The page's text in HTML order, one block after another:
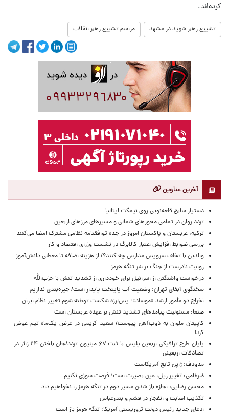
کرده‌اند.
تشییع رهبر شهید در مشهد مراسم تشییع رهبر انقلاب
آخرین عناوین
دستیار سابق قلعه‌نویی روی نیمکت ایتالیا
تردد روان در تمامی محورهای شمالی و مسیرهای مرزهای اربعین
ترکیه، عربستان و پاکستان امروز در جده توافقنامه نظامی مشترک امضا می‌کنند
بررسی ضوابط افزایش اعتبار کالابرگ در نشست وزرای اقتصاد و کار
والدین با تخلف سرویس مدارس چه کنند؟/ از هزینه اضافه تا معطلی دانش‌آموز
روایت نادرست از جنگ بر سَر تنگه هرمز
درخواست واشنگتن از اسرائیل برای خودداری از تشدید تنش با حزب‌الله
سخنگوی آبفای تهران: وضعیت آب پایتخت پایدار است/ جیره‌بندی نداریم
اخراج دو مأمور ارشد «موساد»؛ پس‌لرزه شکست توطئه شوم تغییر نظام ایران
صنعا: مسئولیت پیامدهای تشدید تنش بر عهده عربستان است
کاپیتان ملوان به ذوب‌آهن پیوست/ سعید کریمی در عرض یک‌ماه تیم عوض
کرد!
پایان طرح ترافیکی اربعین پلیس با ثبت ۶۷ میلیون تردد/جان باختن ۲۴ زائر در
تصادفات اربعینی
مدودف: ژاپن تابع آمریکاست
ضرغامی: تغییر ریل، عین بصیرت است؛ فرصت سوزی نکنیم
محسن رضایی: اجازه باز شدن مسیر دوم در تنگه هرمز را نخواهیم داد
تکذیب اصابت و انفجار در قشم و بندرعباس
ادعای جدید رئیس دولت تروریستی آمریکا: تنگه هرمز باز است